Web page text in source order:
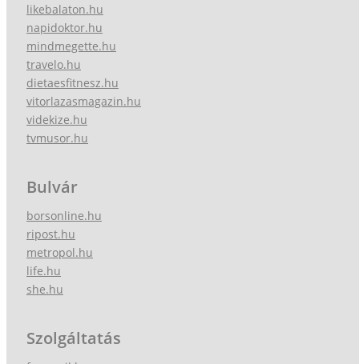
likebalaton.hu
napidoktor.hu
mindmegette.hu
travelo.hu
dietaesfitnesz.hu
vitorlazasmagazin.hu
videkize.hu
tvmusor.hu
Bulvár
borsonline.hu
ripost.hu
metropol.hu
life.hu
she.hu
Szolgáltatás